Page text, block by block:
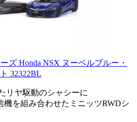
ズ Honda NSX ヌーベルブルー・
32322BL
リヤ駆動のシャシーに
機を組み合わせたミニッツRWDシ